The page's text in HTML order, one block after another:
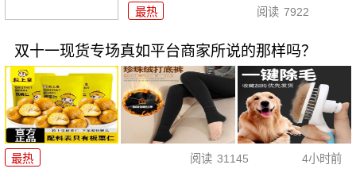
最热 阅读 7922
双十一现货专场真如平台商家所说的那样吗？
最热 阅读 31145 4小时前